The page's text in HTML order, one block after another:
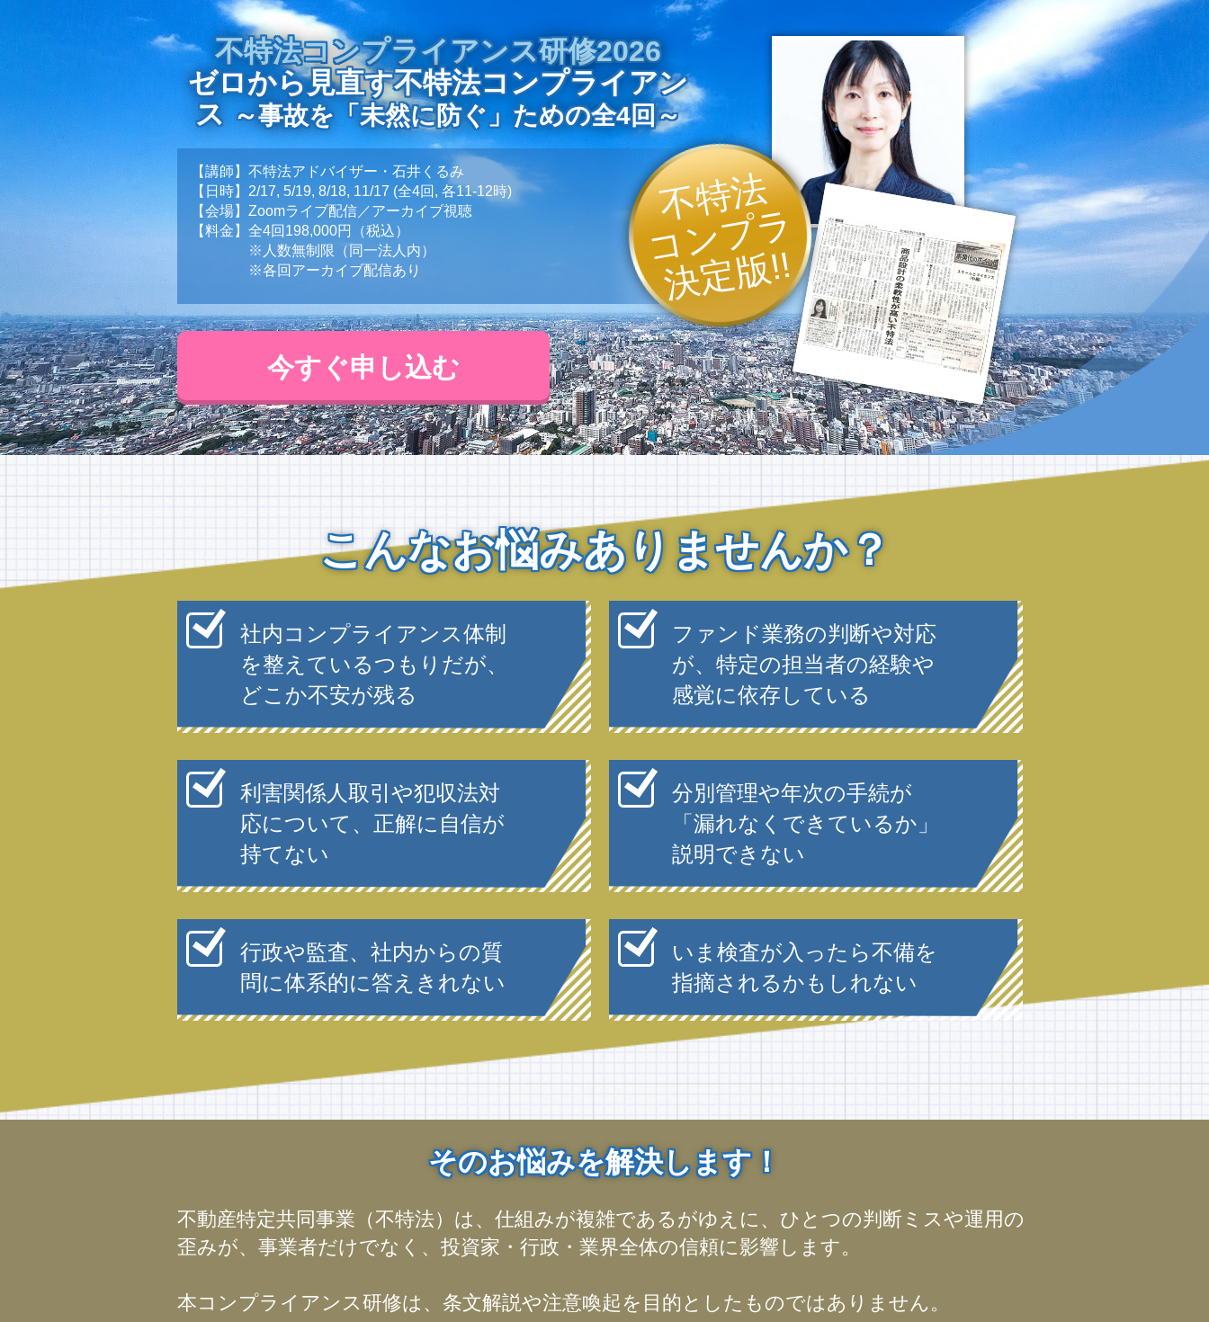
不特法コンプライアンス研修2026
ゼロから見直す不特法コンプライアン
ス～事故を「未然に防ぐ」ための全4回～
【講師】不特法アドバイザー・石井くるみ
【日時】2/17, 5/19, 8/18, 11/17 (全4回, 各11-12時)
【会場】Zoomライブ配信／アーカイブ視聴
【料金】全4回198,000円（税込）
※人数無制限（同一法人内）
※各回アーカイブ配信あり
不特法
コンプラ
決定版!!
今すぐ申し込む
こんなお悩みありませんか？
社内コンプライアンス体制
を整えているつもりだが、
どこか不安が残る
ファンド業務の判断や対応
が、特定の担当者の経験や
感覚に依存している
利害関係人取引や犯収法対
応について、正解に自信が
持てない
分別管理や年次の手続が
「漏れなくできているか」
説明できない
行政や監査、社内からの質
問に体系的に答えきれない
いま検査が入ったら不備を
指摘されるかもしれない
そのお悩みを解決します！
不動産特定共同事業（不特法）は、仕組みが複雑であるがゆえに、ひとつの判断ミスや運用の
歪みが、事業者だけでなく、投資家・行政・業界全体の信頼に影響します。
本コンプライアンス研修は、条文解説や注意喚起を目的としたものではありません。